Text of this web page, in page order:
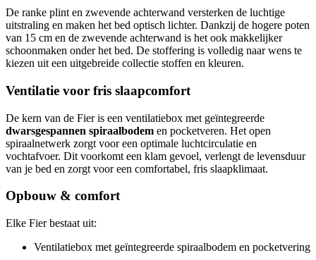
De ranke plint en zwevende achterwand versterken de luchtige
uitstraling en maken het bed optisch lichter. Dankzij de hogere poten
van 15 cm en de zwevende achterwand is het ook makkelijker
schoonmaken onder het bed. De stoffering is volledig naar wens te
kiezen uit een uitgebreide collectie stoffen en kleuren.
Ventilatie voor fris slaapcomfort
De kern van de Fier is een ventilatiebox met geïntegreerde
dwarsgespannen spiraalbodem en pocketveren. Het open
spiraalnetwerk zorgt voor een optimale luchtcirculatie en
vochtafvoer. Dit voorkomt een klam gevoel, verlengt de levensduur
van je bed en zorgt voor een comfortabel, fris slaapklimaat.
Opbouw & comfort
Elke Fier bestaat uit:
Ventilatiebox met geïntegreerde spiraalbodem en pocketvering